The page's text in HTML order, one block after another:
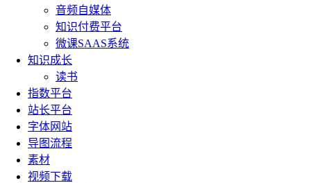
音频自媒体
知识付费平台
微课SAAS系统
知识成长
读书
指数平台
站长平台
字体网站
导图流程
素材
视频下载